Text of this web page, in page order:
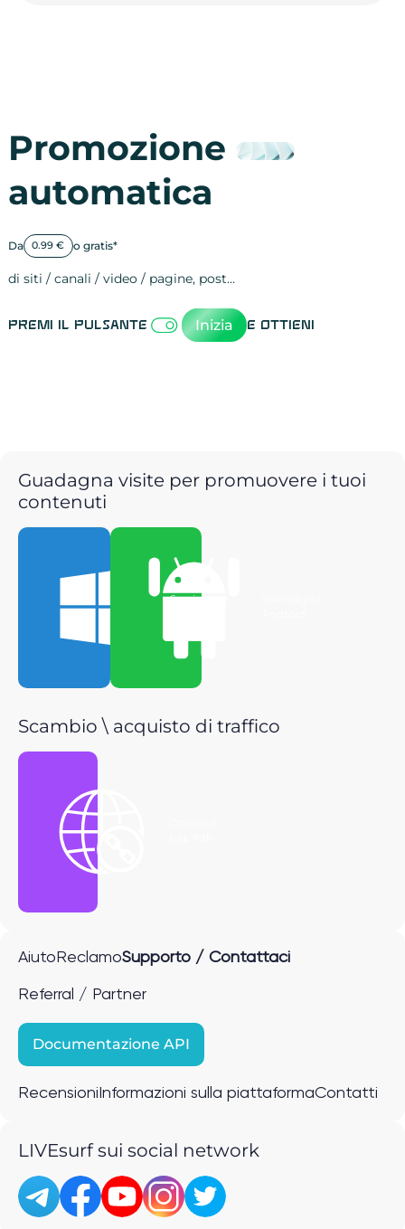
Promozione
automatica
Da 0.99 € o gratis*
di siti / canali / video / pagine, post…
Premi il pulsante Inizia e ottieni
Guadagna visite per promuovere i tuoi
contenuti
Scarica per
Scambio \ acquisto di traffico
Aiuto ReclamoSupporto / Contattaci
Referral / Partner
Documentazione API
Recensioni Informazioni sulla piattaformaContatti
LIVEsurf sui social network